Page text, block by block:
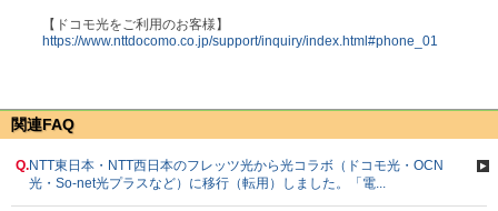
【ドコモ光をご利用のお客様】
https://www.nttdocomo.co.jp/support/inquiry/index.html#phone_01
関連FAQ
Q.NTT東日本・NTT西日本のフレッツ光から光コラボ（ドコモ光・OCN
光・So-net光プラスなど）に移行（転用）しました。「電...